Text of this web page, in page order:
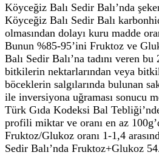
Köyceğiz Balı Sedir Balı’nda
Köyceğiz Balı Sedir Balı
olmasından dolayı kuru madde
Bunun %85-95’ini Fruktoz ve
Balı Sedir Balı’na tadını veren
bitkilerin nektarlarından veya
böceklerin salgılarında bulunan
ile inversiyona uğraması sonucu
Türk Gıda Kodeksi Bal
profili miktar ve oranı en az
Fruktoz/Glukoz oranı 1-1,4
Sedir Balı’nda Fruktoz+Glukoz